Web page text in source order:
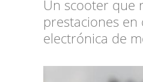
Un scooter que
prestaciones
electrónica de